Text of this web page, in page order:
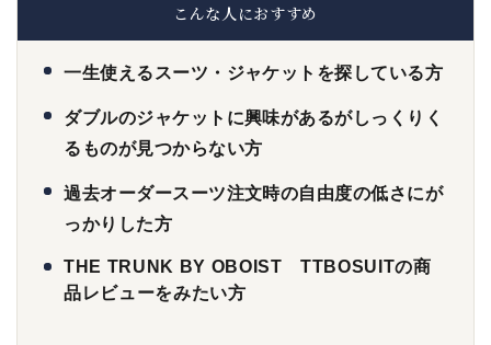
こんな人におすすめ
一生使えるスーツ・ジャケットを探している方
ダブルのジャケットに興味があるがしっくりく
るものが見つからない方
過去オーダースーツ注文時の自由度の低さにが
っかりした方
THE TRUNK BY OBOIST TTBOSUITの商
品レビューをみたい方